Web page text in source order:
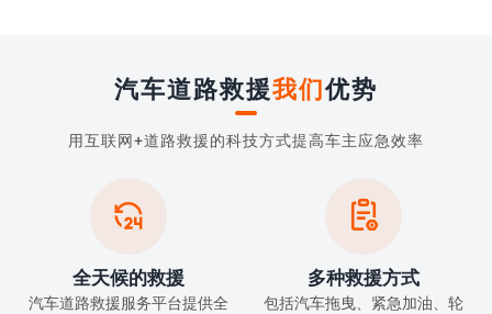
汽车道路救援我们优势
用互联网+道路救援的科技方式提高车主应急效率

全天候的救援
汽车道路救援服务平台提供全

多种救援方式
包括汽车拖曳、紧急加油、轮